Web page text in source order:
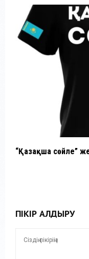
“Қазақша сөйле”
ПІКІР ҚАЛДЫРУ